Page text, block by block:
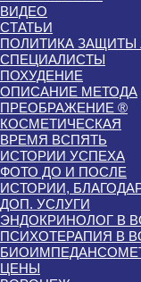
ВИДЕО
СТАТЬИ
ПОЛИТИКА
СПЕЦИАЛИСТЫ
ПОХУДЕНИЕ
ОПИСАНИЕ МЕТОДА
ПРЕОБРАЖЕНИЕ ®
КОСМЕТИЧЕСКАЯ
ВРЕМЯ ВСПЯТЬ
ИСТОРИИ УСПЕХА
ФОТО ДО И ПОСЛЕ
ИСТОРИИ,
ДОП. УСЛУГИ
ЭНДОКРИНОЛОГ В
ПСИХОТЕРАПИЯ В
ЦЕНЫ